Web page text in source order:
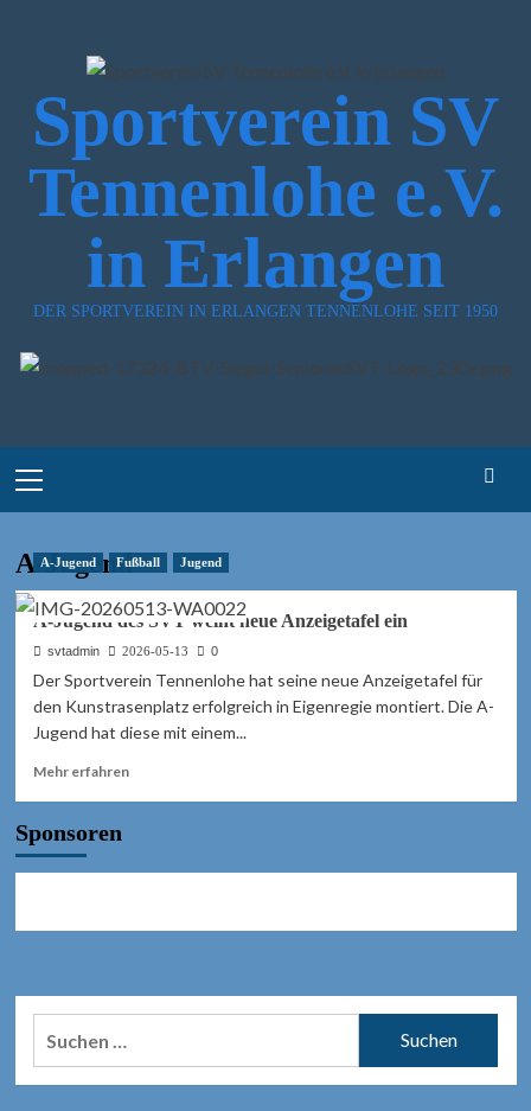
Sportverein SV
Tennenlohe e.V.
in Erlangen
DER SPORTVEREIN IN ERLANGEN TENNENLOHE SEIT 1950
Menu
A-Jugend
A-Jugend Fußball Jugend
A-Jugend des SVT weiht neue Anzeigetafel ein
svtadmin 2026-05-13 0
Der Sportverein Tennenlohe hat seine neue Anzeigetafel für
den Kunstrasenplatz erfolgreich in Eigenregie montiert. Die A-
Jugend hat diese mit einem...
Mehr erfahrenMehr
ein
Sponsoren